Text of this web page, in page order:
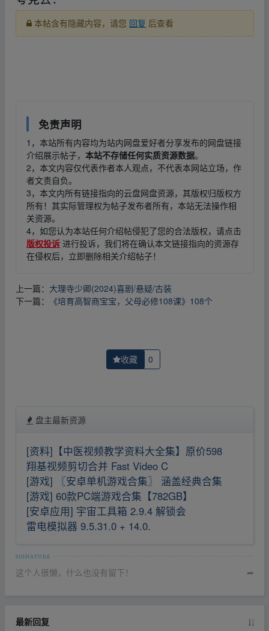
本帖含有隐藏内容，请您 回复 后查看
免责声明
1，本站所有内容均为站内网盘爱好者分享发布的网盘链接
介绍展示帖子， 本站不存储任何实质资源数据。
2，本文内容仅代表作者本人观点，不代表本网站立场，作
者文责自负。
3，本文内所有链接指向的云盘网盘资源，其版权归版权方
所有！其实际管理权为帖子发布者所有，本站无法操作相
关资源。
4，如您认为本站任何介绍帖侵犯了您的合法版权，请点击
版权投诉 进行投诉，我们将在确认本文链接指向的资源存
在侵权后，立即删除相关介绍帖子！
上一篇： 大理寺少卿(2024)喜剧/悬疑/古装
下一篇：
《培育高智商宝宝，父母必修108课》108个
收藏 0
盘主最新资源
[资料]【中医视频教学资料大全集】原价598
翔基视频剪切合并 Fast Video C
[游戏] 〖安卓单机游戏合集〗 涵盖经典合集
[游戏] 60款PC端游戏合集【782GB】
[安卓应用] 宇宙工具箱 2.9.4 解锁会
雷电模拟器 9.5.31.0 + 14.0.
这个人很懒，什么也没有留下！ ➦
最新回复